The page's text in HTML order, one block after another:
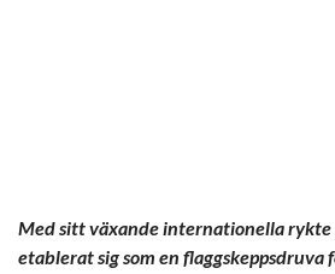
Med sitt växande internationella
etablerat sig som en flaggskeppsdruva